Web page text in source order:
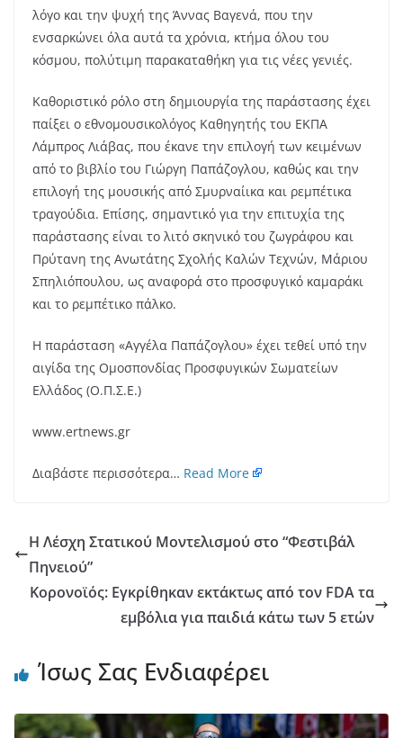
λόγο και την ψυχή της Άννας Βαγενά, που την
ενσαρκώνει όλα αυτά τα χρόνια, κτήμα όλου του
κόσμου, πολύτιμη παρακαταθήκη για τις νέες γενιές.
Καθοριστικό ρόλο στη δημιουργία της παράστασης έχει
παίξει ο εθνομουσικολόγος Καθηγητής του ΕΚΠΑ
Λάμπρος Λιάβας, που έκανε την επιλογή των κειμένων
από το βιβλίο του Γιώργη Παπάζογλου, καθώς και την
επιλογή της μουσικής από Σμυρναίικα και ρεμπέτικα
τραγούδια. Επίσης, σημαντικό για την επιτυχία της
παράστασης είναι το λιτό σκηνικό του ζωγράφου και
Πρύτανη της Ανωτάτης Σχολής Καλών Τεχνών, Μάριου
Σπηλιόπουλου, ως αναφορά στο προσφυγικό καμαράκι
και το ρεμπέτικο πάλκο.
Η παράσταση «Αγγέλα Παπάζογλου» έχει τεθεί υπό την
αιγίδα της Ομοσπονδίας Προσφυγικών Σωματείων
Ελλάδος (Ο.Π.Σ.Ε.)
www.ertnews.gr
Διαβάστε περισσότερα… Read More
Η Λέσχη Στατικού Μοντελισμού στο “Φεστιβάλ
Πηνειού”
Κορονοϊός: Εγκρίθηκαν εκτάκτως από τον FDA τα
εμβόλια για παιδιά κάτω των 5 ετών
Ίσως Σας Ενδιαφέρει